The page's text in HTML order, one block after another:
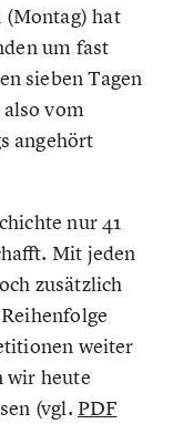
(Montag) hat
um fast
sieben Tagen
vom
angehört
nur 41
Mit jeden
zusätzlich
weiter
wir heute
(vgl. PDF